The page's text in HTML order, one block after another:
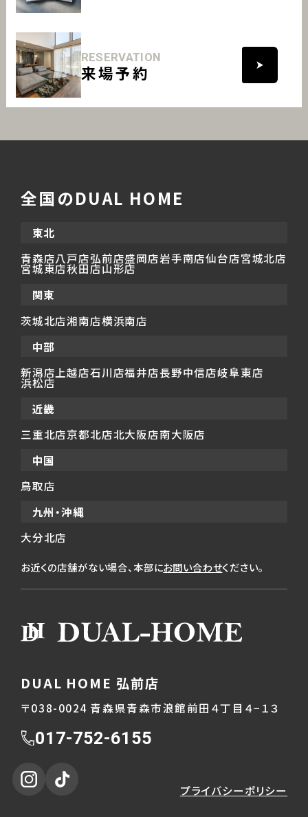
RESERVATION
来場予約
全国のDUAL HOME
東北
青森店八戸店弘前店盛岡店岩手南店仙台店宮城北店
宮城東店秋田店山形店
関東
茨城北店湘南店横浜南店
中部
新潟店 上越店石川店福井店長野中信店岐阜東店
浜松店
近畿
三重北店京都北店北大阪店南大阪店
中国
鳥取店
九州・沖縄
大分北店
お近くの店舗がない場合、本部にお問い合わせください。
DUAL HOME 弘前店
〒038-0024 青森県青森市浪館前田４丁目４−１３
017-752-6155
プライバシーポリシー